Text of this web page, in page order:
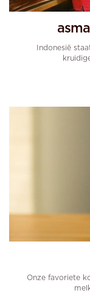
Indonesië
Onze favoriete